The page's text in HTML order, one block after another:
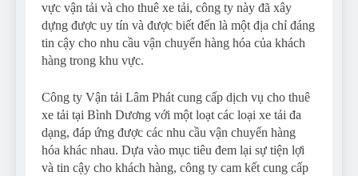
vực vận tải và cho thuê xe tải, công ty này đã xây
dựng được uy tín và được biết đến là một địa chỉ đáng
tin cậy cho nhu cầu vận chuyển hàng hóa của khách
hàng trong khu vực.
Công ty Vận tải Lâm Phát cung cấp dịch vụ cho thuê
xe tải tại Bình Dương với một loạt các loại xe tải đa
dạng, đáp ứng được các nhu cầu vận chuyển hàng
hóa khác nhau. Dựa vào mục tiêu đem lại sự tiện lợi
và tin cậy cho khách hàng, công ty cam kết cung cấp